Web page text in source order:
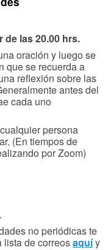
las 20.00 hrs.
oración y luego se
que se recuerda a
reflexión sobre las
antes del
cada uno
persona
(En tiempos de
por Zoom)
no periódicas te
lista de correosaquíy